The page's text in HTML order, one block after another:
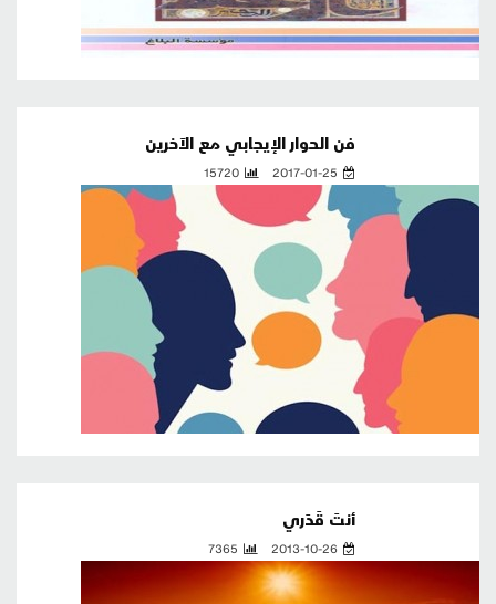
فن الحوار الإيجابي مع الآخرين
2017-01-25
15720
أنتَ قَدَري
2013-10-26
7365